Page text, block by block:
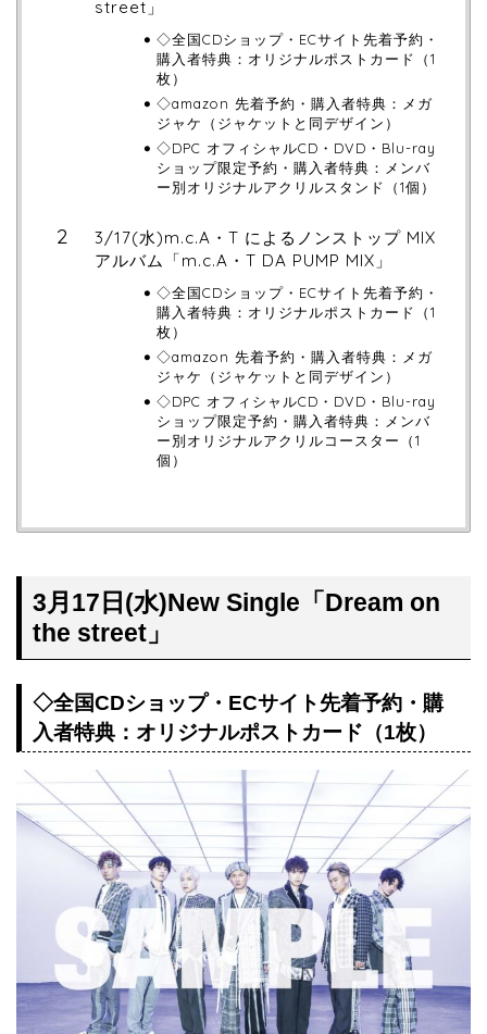
street」
◇全国CDショップ・ECサイト先着予約・
購入者特典：オリジナルポストカード（1
枚）
◇amazon 先着予約・購入者特典：メガ
ジャケ（ジャケットと同デザイン）
◇DPC オフィシャルCD・DVD・Blu-ray
ショップ限定予約・購入者特典：メンバ
ー別オリジナルアクリルスタンド（1個）
3/17(水)m.c.A・T によるノンストップ MIX
アルバム「m.c.A・T DA PUMP MIX」
◇全国CDショップ・ECサイト先着予約・
購入者特典：オリジナルポストカード（1
枚）
◇amazon 先着予約・購入者特典：メガ
ジャケ（ジャケットと同デザイン）
◇DPC オフィシャルCD・DVD・Blu-ray
ショップ限定予約・購入者特典：メンバ
ー別オリジナルアクリルコースター（1
個）
3月17日(水)New Single「Dream on
the street」
◇全国CDショップ・ECサイト先着予約・購
入者特典：オリジナルポストカード（1枚）